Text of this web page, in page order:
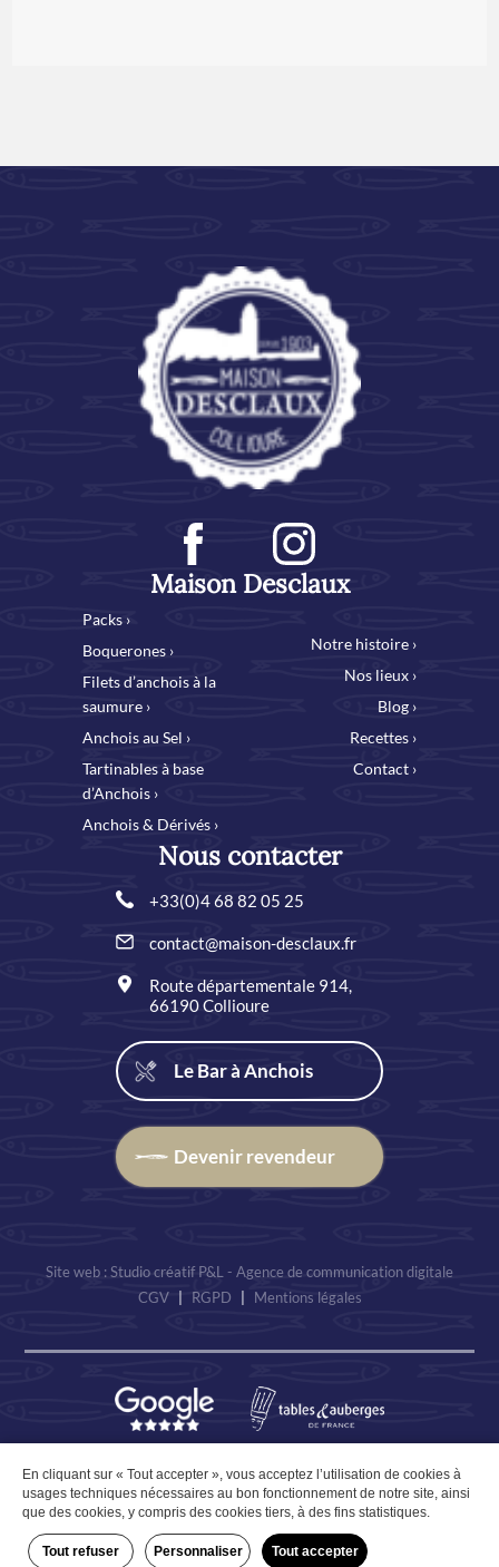
12€ TTC
- + Ajouter au panier
Maison Desclaux
Packs ›
Boquerones ›
Filets d’anchois à la
saumure ›
Anchois au Sel ›
Tartinables à base
d’Anchois ›
Anchois & Dérivés ›
Notre histoire ›
Nos lieux ›
Blog ›
Recettes ›
Contact ›
Nous contacter
+33(0)4 68 82 05 25
contact@maison-desclaux.fr
Route départementale 914,
66190 Collioure
Le Bar à Anchois
Devenir revendeur
Site web : Studio créatif P&L - Agence de communication digitale
CGV
RGPD Mentions légales
En cliquant sur « Tout accepter », vous acceptez l’utilisation de cookies à
usages techniques nécessaires au bon fonctionnement de notre site, ainsi
que des cookies, y compris des cookies tiers, à des fins statistiques.
Tout refuser Personnaliser Tout accepter